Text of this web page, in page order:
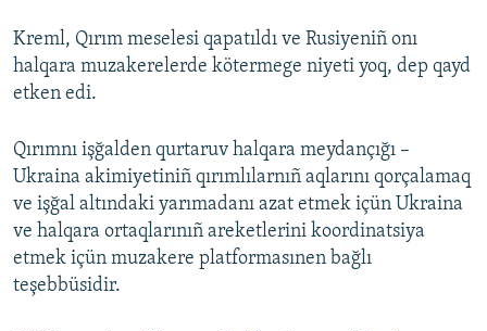
Kreml, Qırım meselesi qapatıldı ve Rusiyeniñ onı
halqara muzakerelerde kötermege niyeti yoq, dep qayd
etken edi.
Qırımnı işğalden qurtaruv halqara meydançığı –
Ukraina akimiyetiniñ qırımlılarnıñ aqlarını qorçalamaq
ve işğal altındaki yarımadanı azat etmek içün Ukraina
ve halqara ortaqlarınıñ areketlerini koordinatsiya
etmek içün muzakere platformasınen bağlı
teşebbüsidir.